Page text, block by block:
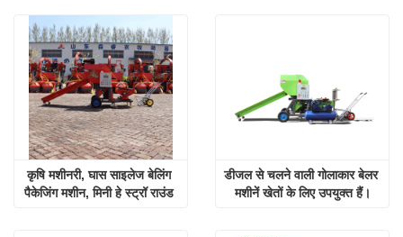
कृषि मशीनरी, घास साइलेज बेलिंग
पैकेजिंग मशीन, मिनी हे स्ट्रॉ राउंड
डीजल से चलने वाली गोलाकार बेलर
मशीनें खेतों के लिए उपयुक्त हैं।